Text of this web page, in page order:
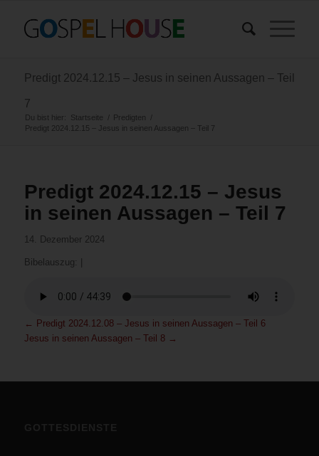
Predigt 2024.12.15 – Jesus in seinen Aussagen – Teil
7
Du bist hier: Startseite / Predigten
/
Predigt 2024.12.15 – Jesus in seinen Aussagen – Teil 7
Predigt 2024.12.15 – Jesus
in seinen Aussagen – Teil 7
14. Dezember 2024
Bibelauszug:
← Predigt 2024.12.08 – Jesus in seinen Aussagen – Teil 6
Jesus in seinen Aussagen – Teil 8 →